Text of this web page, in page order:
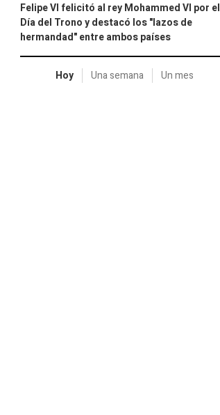
Felipe VI felicitó al rey Mohammed VI por el
Día del Trono y destacó los "lazos de
hermandad" entre ambos países
Hoy Una semana Un mes